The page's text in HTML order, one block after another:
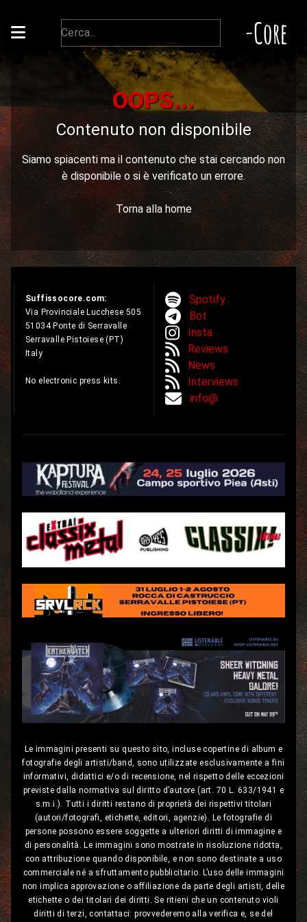
-Core
OOPS...
Contenuto non disponibile
Siamo spiacenti ma il contenuto che stai cercando non
è disponibile o si è verificato un errore.
Torna alla home
Suffissocore.com:
Via Provinciale Lucchese 505
51034 Ponte di Serravalle
Serravalle Pistoiese (PT)
Italy
No electronic press kits.
Spotify
Bot
Insta
Reviews
News
Interviews
info@
Le immagini presenti su questo sito, incluse copertine di album e
fotografie degli artisti/band, sono utilizzate esclusivamente a fini
informativi, didattici e/o di recensione, nel rispetto delle eccezioni
previste dalla normativa sul diritto d’autore (art. 70 L. 633/1941 e
s.m.i.). Tutti i diritti restano di proprietà dei rispettivi titolari
(autori/fotografi, etichette, editori, agenzie). Le fotografie di
persone possono essere soggette a ulteriori diritti di immagine e
di personalità. Le immagini sono mostrate in risoluzione ridotta,
con attribuzione quando disponibile, e non sono destinate a uso
commerciale né a sfruttamento pubblicitario. L’uso delle immagini
non implica approvazione o affiliazione da parte degli artisti, delle
etichette o dei titolari dei diritti. Se ritieni che un contenuto violi
diritti di terzi, contattaci: provvederemo alla verifica e, se del